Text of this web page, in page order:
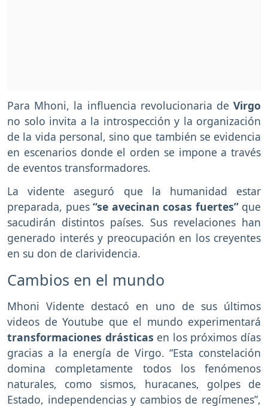
Para Mhoni, la influencia revolucionaria de Virgo
no solo invita a la introspección y la organización
de la vida personal, sino que también se evidencia
en escenarios donde el orden se impone a través
de eventos transformadores.
La vidente aseguró que la humanidad estar
preparada, pues “se avecinan cosas fuertes”que
sacudirán distintos países. Sus revelaciones han
generado interés y preocupación en los creyentes
en su don de clarividencia.
Cambios en el mundo
Mhoni Vidente destacó en uno de sus últimos
videos de Youtube que el mundo experimentará
transformaciones drásticas en los próximos días
gracias a la energía de Virgo. “Esta constelación
domina completamente todos los fenómenos
naturales, como sismos, huracanes, golpes de
Estado, independencias y cambios de regímenes”,